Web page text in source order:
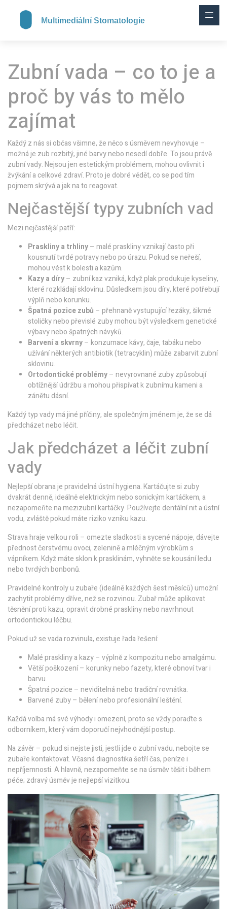
Zubní vada – co to je a
proč by vás to mělo
zajímat
Každý z nás si občas všimne, že něco s úsměvem nevyhovuje –
možná je zub rozbitý, jiné barvy nebo nesedí dobře. To jsou právě
zubní vady. Nejsou jen estetickým problémem, mohou ovlivnit i
žvýkání a celkové zdraví. Proto je dobré vědět, co se pod tím
pojmem skrývá a jak na to reagovat.
Nejčastější typy zubních vad
Mezi nejčastější patří:
Praskliny a trhliny– malé praskliny vznikají často při
kousnutí tvrdé potravy nebo po úrazu. Pokud se neřeší,
mohou vést k bolesti a kazům.
Kazy a díry– zubní kaz vzniká, když plak produkuje kyseliny,
které rozkládají sklovinu. Důsledkem jsou díry, které potřebují
výplň nebo korunku.
Špatná pozice zubů – přehnaně vystupující řezáky, šikmé
stoličky nebo převislé zuby mohou být výsledkem genetické
výbavy nebo špatných návyků.
Barvení a skvrny– konzumace kávy, čaje, tabáku nebo
užívání některých antibiotik (tetracyklin) může zabarvit zubní
sklovinu.
Ortodontické problémy– nevyrovnané zuby způsobují
obtížnější údržbu a mohou přispívat k zubnímu kameni a
zánětu dásní.
Každý typ vady má jiné příčiny, ale společným jménem je, že se dá
předcházet nebo léčit.
Jak předcházet a léčit zubní
vady
Nejlepší obrana je pravidelná ústní hygiena. Kartáčujte si zuby
dvakrát denně, ideálně elektrickým nebo sonickým kartáčkem, a
nezapomeňte na mezizubní kartáčky. Používejte dentální nit a ústní
vodu, zvláště pokud máte riziko vzniku kazu.
Strava hraje velkou roli – omezte sladkosti a sycené nápoje, dávejte
přednost čerstvému ovoci, zelenině a mléčným výrobkům s
vápníkem. Když máte sklon k prasklinám, vyhněte se kousání ledu
nebo tvrdých bonbonů.
Pravidelné kontroly u zubaře (ideálně každých šest měsíců) umožní
zachytit problémy dříve, než se rozvinou. Zubař může aplikovat
těsnění proti kazu, opravit drobné praskliny nebo navrhnout
ortodontickou léčbu.
Pokud už se vada rozvinula, existuje řada řešení:
Malé praskliny a kazy – výplně z kompozitu nebo amalgámu.
Větší poškození – korunky nebo fazety, které obnoví tvar i
barvu.
Špatná pozice – neviditelná nebo tradiční rovnátka.
Barvené zuby – bělení nebo profesionální leštění.
Každá volba má své výhody i omezení, proto se vždy poraďte s
odborníkem, který vám doporučí nejvhodnější postup.
Na závěr – pokud si nejste jisti, jestli jde o zubní vadu, nebojte se
zubaře kontaktovat. Včasná diagnostika šetří čas, peníze i
nepříjemnosti. A hlavně, nezapomeňte se na úsměv těšit i během
péče; zdravý úsměv je nejlepší vizitkou.